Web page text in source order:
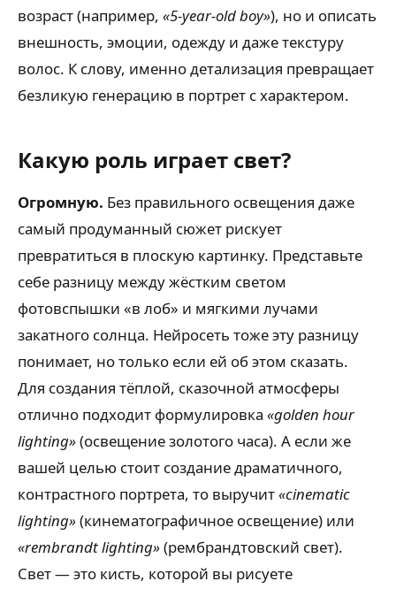
возраст (например, «5-year-old boy»), но и описать
внешность, эмоции, одежду и даже текстуру
волос. К слову, именно детализация превращает
безликую генерацию в портрет с характером.
Какую роль играет свет?
Огромную. Без правильного освещения даже
самый продуманный сюжет рискует
превратиться в плоскую картинку. Представьте
себе разницу между жёстким светом
фотовспышки «в лоб» и мягкими лучами
закатного солнца. Нейросеть тоже эту разницу
понимает, но только если ей об этом сказать.
Для создания тёплой, сказочной атмосферы
отлично подходит формулировка «golden hour
lighting»(освещение золотого часа). А если же
вашей целью стоит создание драматичного,
контрастного портрета, то выручит«cinematic
lighting»(кинематографичное освещение) или
«rembrandt lighting»(рембрандтовский свет).
Свет — это кисть, которой вы рисуете